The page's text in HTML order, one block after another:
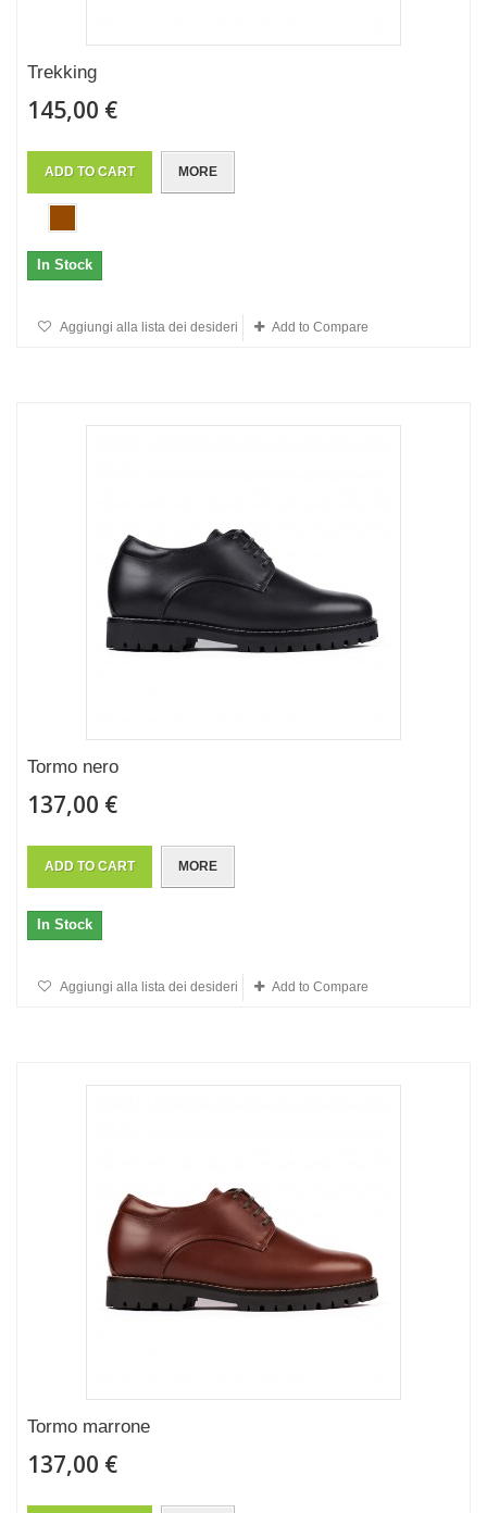
Trekking
145,00 €
ADD TO CART MORE
In Stock
Aggiungi alla lista dei desideri Add to Compare
Tormo nero
137,00 €
ADD TO CART MORE
In Stock
Aggiungi alla lista dei desideri Add to Compare
Tormo marrone
137,00 €